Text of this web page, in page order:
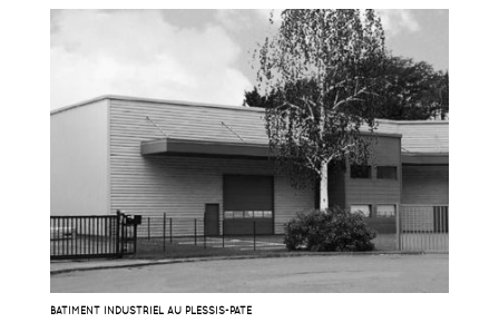
BATIMENT INDUSTRIEL AU PLESSIS-PATÉ